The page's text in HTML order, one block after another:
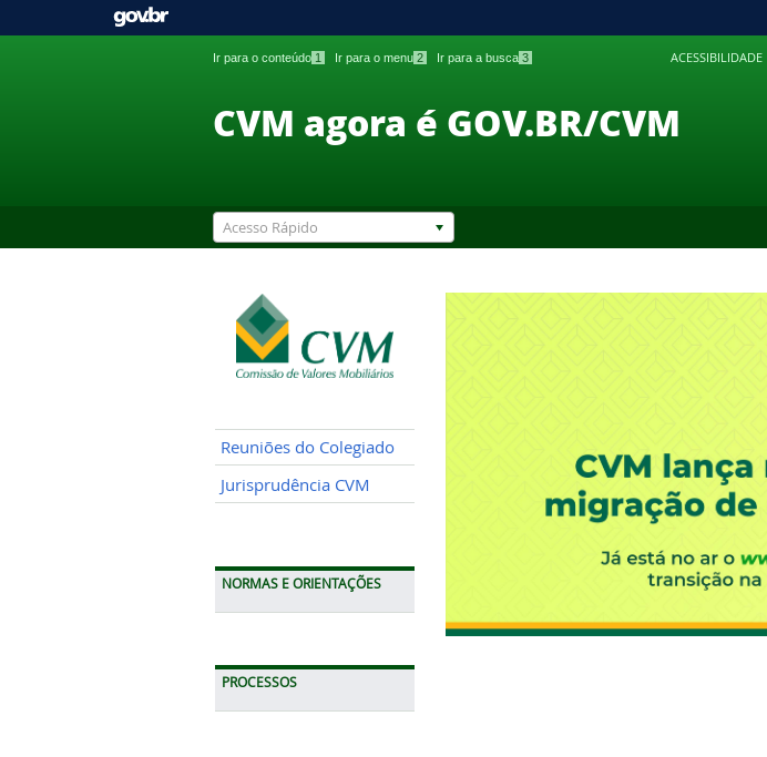
PARA
Ir para o conteúdo 1 Ir para o menu 2 Ir para a busca 3 ACESSIBILIDADE
CVM agora é GOV.BR/CVM
Acesso Rápido
Reuniões do Colegiado
Jurisprudência CVM
NORMAS E ORIENTAÇÕES
PROCESSOS